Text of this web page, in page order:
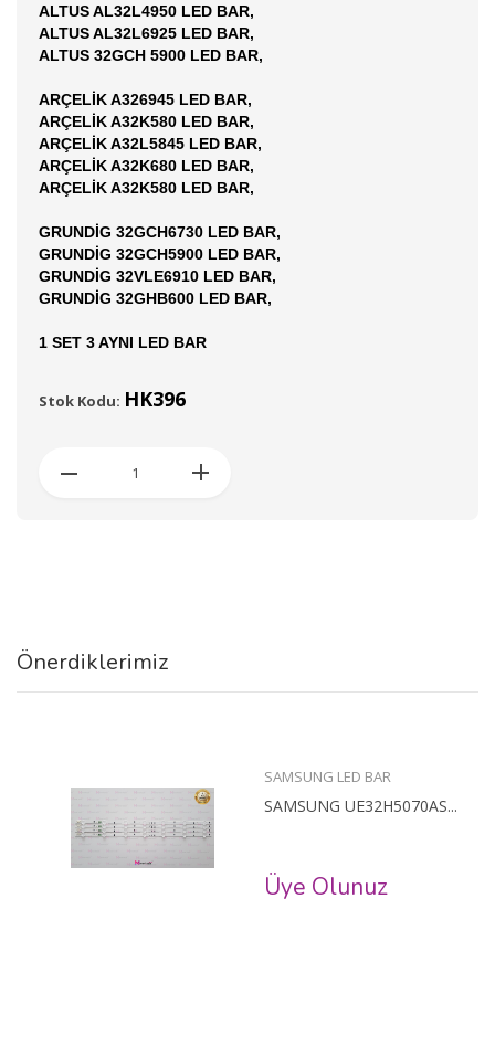
ALTUS AL32L4950 LED BAR,
ALTUS AL32L6925 LED BAR,
ALTUS 32GCH 5900 LED BAR,
ARÇELİK A326945 LED BAR,
ARÇELİK A32K580 LED BAR,
ARÇELİK A32L5845 LED BAR,
ARÇELİK A32K680 LED BAR,
ARÇELİK A32K580 LED BAR,
GRUNDİG 32GCH6730 LED BAR,
GRUNDİG 32GCH5900 LED BAR,
GRUNDİG 32VLE6910 LED BAR,
GRUNDİG 32GHB600 LED BAR,
1 SET 3 AYNI LED BAR
Stok Kodu: HK396
Önerdiklerimiz
SAMSUNG LED BAR
SAMSUNG UE32H5070AS...
Üye Olunuz